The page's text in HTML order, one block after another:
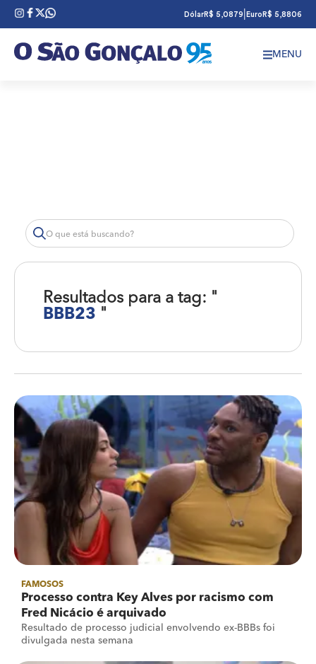
DólarR$ 5,0879 Euro R$ 5,8806
MENU
Resultados para a tag: "
BBB23 "
FAMOSOS
Processo contra Key Alves por racismo com
Fred Nicácio é arquivado
Resultado de processo judicial envolvendo ex-BBBs foi
divulgada nesta semana